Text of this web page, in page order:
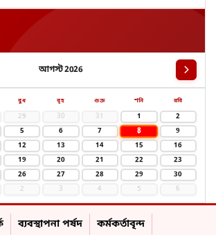
আগস্ট 2026
বুধ বৃহ শুক্র শনি রবি
29 30 31 1
2
5 6 7 8
9
12 13 14 15
16
19 20 21 22
23
26 27 28 29
30
2 3 4 5 6
ব্যবস্থাপনা পর্ষদ
কর্মকর্তাবৃন্দ